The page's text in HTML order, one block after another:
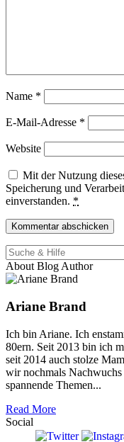
Name *
E-Mail-Adresse *
Website
Mit der Nutzung
Speicherung und
einverstanden. *
Suche
für:
About Blog Author
Ariane Brand
Ich bin Ariane. Ich
80ern. Seit 2013 bin ich
seit 2014 auch stolze
wir nochmals
spannende Themen...
Read More
Social